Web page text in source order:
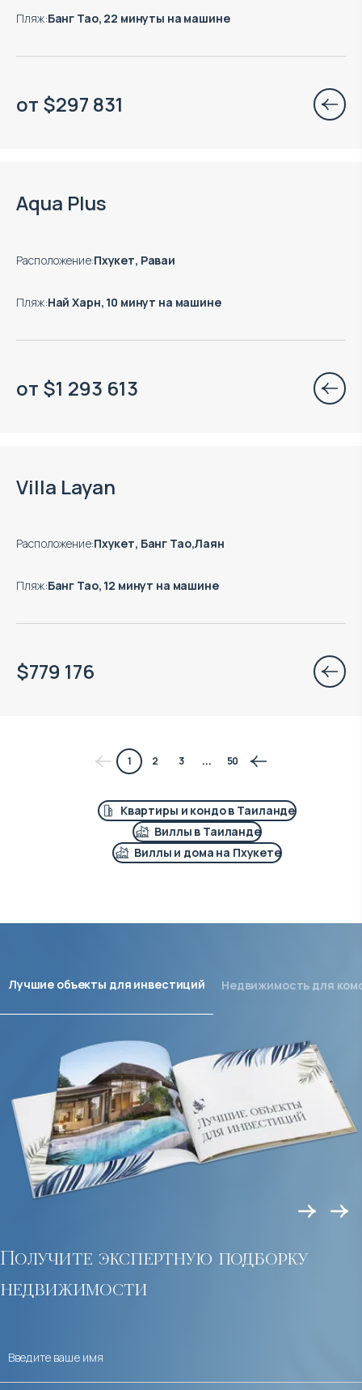
Пляж:Банг Тао, 22 минуты на машине
от $297 831
Aqua Plus
Расположение:Пхукет, Раваи
Пляж:Най Харн, 10 минут на машине
от $1 293 613
Villa Layan
Расположение:Пхукет, Банг Тао,Лаян
Пляж:Банг Тао, 12 минут на машине
$779 176
1 2 3 ... 50
Квартиры и кондо в Таиланде
Виллы в Таиланде
Виллы и дома на Пхукете
Получите экспертную подборку
недвижимости
Лучшие объекты для инвестиций Недвижимость для